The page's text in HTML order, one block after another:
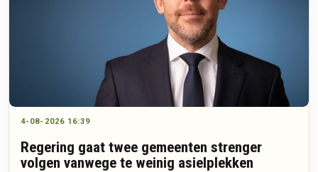
4-08-2026 16:39
Regering gaat twee gemeenten strenger
volgen vanwege te weinig asielplekken